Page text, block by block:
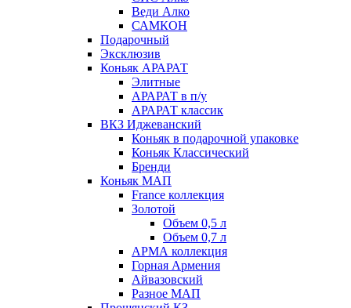
Веди Алко
САМКОН
Подарочный
Эксклюзив
Коньяк АРАРАТ
Элитные
АРАРАТ в п/у
АРАРАТ классик
ВКЗ Иджеванский
Коньяк в подарочной упаковке
Коньяк Классический
Бренди
Коньяк МАП
France коллекция
Золотой
Объем 0,5 л
Объем 0,7 л
АРМА коллекция
Горная Армения
Айвазовский
Разное МАП